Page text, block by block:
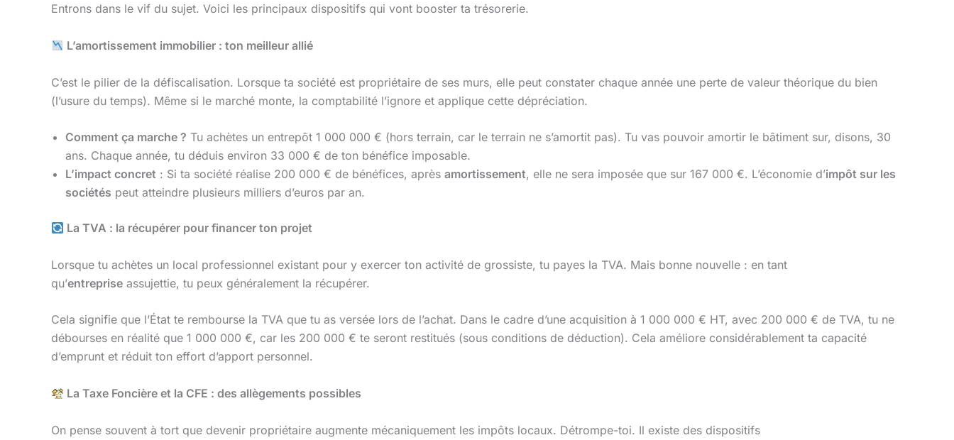
Entrons dans le vif du sujet. Voici les principaux dispositifs qui vont booster ta trésorerie.
L’amortissement immobilier : ton meilleur allié
C’est le pilier de la défiscalisation. Lorsque ta société est propriétaire de ses murs, elle peut constater chaque année une perte de valeur théorique du bien
(l’usure du temps). Même si le marché monte, la comptabilité l’ignore et applique cette dépréciation.
Comment ça marche ? Tu achètes un entrepôt 1 000 000 € (hors terrain, car le terrain ne s’amortit pas). Tu vas pouvoir amortir le bâtiment sur, disons, 30
ans. Chaque année, tu déduis environ 33 000 € de ton bénéfice imposable.
L’impact concret : Si ta société réalise 200 000 € de bénéfices, après amortissement, elle ne sera imposée que sur 167 000 €. L’économie d’impôt sur les
sociétés peut atteindre plusieurs milliers d’euros par an.
La TVA : la récupérer pour financer ton projet
Lorsque tu achètes un local professionnel existant pour y exercer ton activité de grossiste, tu payes la TVA. Mais bonne nouvelle : en tant
qu’entreprise assujettie, tu peux généralement la récupérer.
Cela signifie que l’État te rembourse la TVA que tu as versée lors de l’achat. Dans le cadre d’une acquisition à 1 000 000 € HT, avec 200 000 € de TVA, tu ne
débourses en réalité que 1 000 000 €, car les 200 000 € te seront restitués (sous conditions de déduction). Cela améliore considérablement ta capacité
d’emprunt et réduit ton effort d’apport personnel.
La Taxe Foncière et la CFE : des allègements possibles
On pense souvent à tort que devenir propriétaire augmente mécaniquement les impôts locaux. Détrompe-toi. Il existe des dispositifs